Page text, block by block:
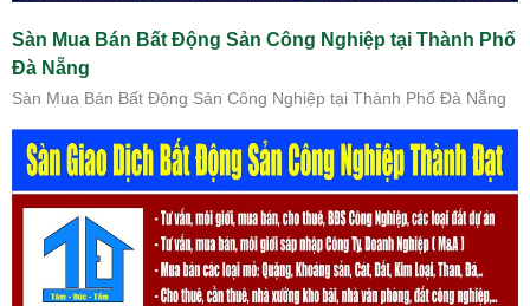
Sàn Mua Bán Bất Động Sản Công Nghiệp tại Thành Phố
Đà Nẵng
Sàn Mua Bán Bất Động Sản Công Nghiệp tại Thành Phố Đà Nẵng